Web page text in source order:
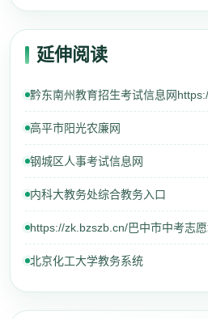
延伸阅读
黔东南州教育招生考试信息网
高平市阳光农廉网
钢城区人事考试信息网
内科大教务处综合教务入口
https://zk.bzszb.cn/巴中市中考志
北京化工大学教务系统